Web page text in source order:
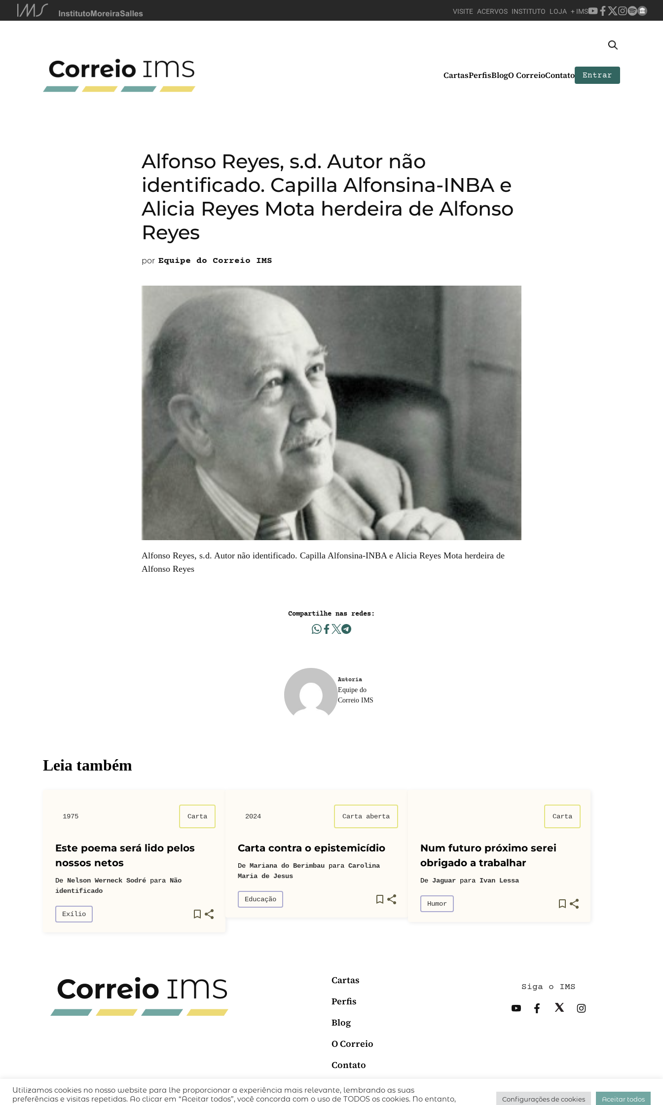
VISITE ACERVOS INSTITUTO LOJA + IMS
CartasPerfisBlogO CorreioContato Entrar
Alfonso Reyes, s.d. Autor não
identificado. Capilla Alfonsina-INBA e
Alicia Reyes Mota herdeira de Alfonso
Reyes
por Equipe do Correio IMS
Alfonso Reyes, s.d. Autor não identificado. Capilla Alfonsina-INBA e Alicia Reyes Mota herdeira de
Alfonso Reyes
Compartilhe nas redes:
Autoria
Equipe do
Correio IMS
Leia também
1975 Carta
Este poema será lido pelos
nossos netos
De Nelson Werneck Sodré para Não
identificado
Exílio
2024 Carta aberta
Carta contra o epistemicídio
De Mariana do Berimbau para Carolina
Maria de Jesus
Educação
Carta
Num futuro próximo serei
obrigado a trabalhar
De Jaguar para Ivan Lessa
Humor
Cartas
Perfis
Blog
O Correio
Contato
Siga o IMS
QUEM SOMOS CÓDIGO DE CONDUTA POLÍTICA DE PRIVACIDADE TERMOS DE USO desenvolvido pelo hacklab/
Utilizamos cookies no nosso website para lhe proporcionar a experiência mais relevante, lembrando as suas
preferências e visitas repetidas. Ao clicar em “Aceitar todos”, você concorda com o uso de TODOS os cookies. No entanto,
Configurações de cookies Aceitar todos